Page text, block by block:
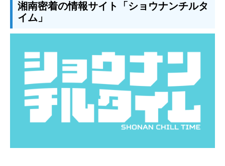
湘南密着の情報サイト「ショウナンチルタ
イム」